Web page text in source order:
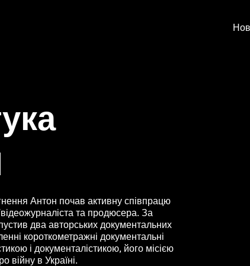
Антон почав активну співпрацю
та продюсера. За
два авторських документальних
короткометражні документальні
і документалістикою, його місією
війну в Україні.